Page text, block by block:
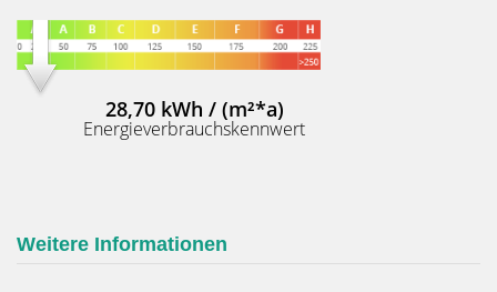
28,70 kWh / (m²*a)
Energieverbrauchskennwert
Weitere Informationen